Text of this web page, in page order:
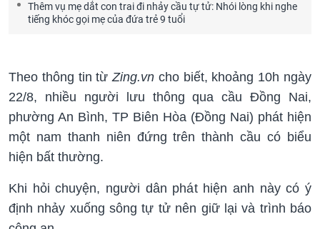
Thêm vụ mẹ dắt con trai đi nhảy cầu tự tử: Nhói lòng khi nghe
tiếng khóc gọi mẹ của đứa trẻ 9 tuổi
Theo thông tin từZing.vn cho biết, khoảng 10h ngày
22/8, nhiều người lưu thông qua cầu Đồng Nai,
phường An Bình, TP Biên Hòa (Đồng Nai) phát hiện
một nam thanh niên đứng trên thành cầu có biểu
hiện bất thường.
Khi hỏi chuyện, người dân phát hiện anh này có ý
định nhảy xuống sông tự tử nên giữ lại và trình báo